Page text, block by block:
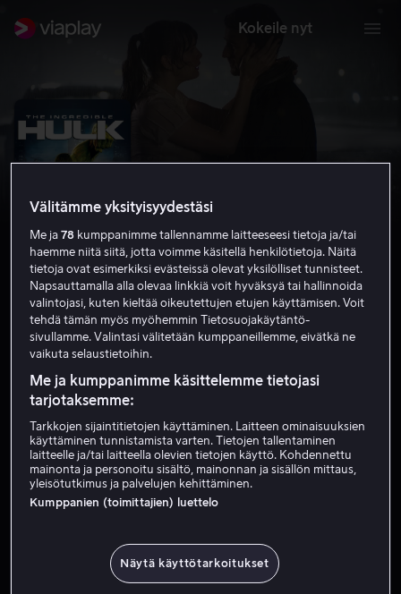
Kokeile nyt
The Incredible Hulk
6.6 Toiminta
HD
Vuokraa 4,49 €
Osta 17,99 €
Maailman suosituimpiin supersankareihin kuuluvan
Maailman suosituimpiin supersankareihin kuuluvan
Hulkin uudessa seikkailussa tiedemies Bruce Banner etsii
Välitämme yksityisyydestäsi
Me ja78 kumppanimme tallennamme laitteeseesi tietoja ja/tai
haemme niitä siitä, jotta voimme käsitellä henkilötietoja. Näitä
tietoja ovat esimerkiksi evästeissä olevat yksilölliset tunnisteet.
Napsauttamalla alla olevaa linkkiä voit hyväksyä tai hallinnoida
valintojasi, kuten kieltää oikeutettujen etujen käyttämisen. Voit
tehdä tämän myös myöhemmin Tietosuojakäytäntö-
sivullamme. Valintasi välitetään kumppaneillemme, eivätkä ne
vaikuta selaustietoihin.
Me ja kumppanimme käsittelemme tietojasi
tarjotaksemme:
Tarkkojen sijaintitietojen käyttäminen. Laitteen ominaisuuksien
käyttäminen tunnistamista varten. Tietojen tallentaminen
laitteelle ja/tai laitteella olevien tietojen käyttö. Kohdennettu
mainonta ja personoitu sisältö, mainonnan ja sisällön mittaus,
yleisötutkimus ja palvelujen kehittäminen.
Kumppanien (toimittajien) luettelo
Näytä käyttötarkoitukset